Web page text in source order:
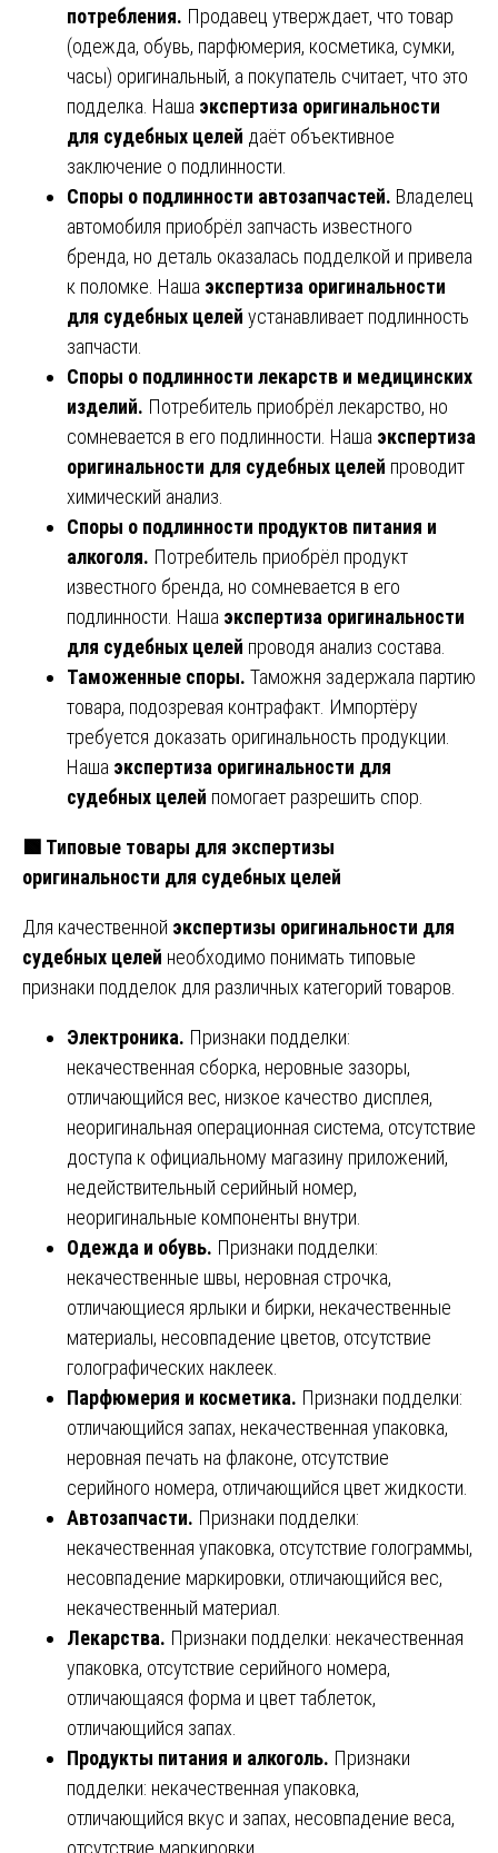
потребления. Продавец утверждает, что товар
(одежда, обувь, парфюмерия, косметика, сумки,
часы) оригинальный, а покупатель считает, что это
подделка. Наша экспертиза оригинальности
для судебных целей даёт объективное
заключение о подлинности.
Споры о подлинности автозапчастей. Владелец
автомобиля приобрёл запчасть известного
бренда, но деталь оказалась подделкой и привела
к поломке. Наша экспертиза оригинальности
для судебных целей устанавливает подлинность
запчасти.
Споры о подлинности лекарств и медицинских
изделий. Потребитель приобрёл лекарство, но
сомневается в его подлинности. Наша экспертиза
оригинальности для судебных целей проводит
химический анализ.
Споры о подлинности продуктов питания и
алкоголя. Потребитель приобрёл продукт
известного бренда, но сомневается в его
подлинности. Наша экспертиза оригинальности
для судебных целей проводя анализ состава.
Таможенные споры. Таможня задержала партию
товара, подозревая контрафакт. Импортёру
требуется доказать оригинальность продукции.
Наша экспертиза оригинальности для
судебных целей помогает разрешить спор.
🟩 Типовые товары для экспертизы
оригинальности для судебных целей
Для качественной экспертизы оригинальности для
судебных целей необходимо понимать типовые
признаки подделок для различных категорий товаров.
Электроника. Признаки подделки:
некачественная сборка, неровные зазоры,
отличающийся вес, низкое качество дисплея,
неоригинальная операционная система, отсутствие
доступа к официальному магазину приложений,
недействительный серийный номер,
неоригинальные компоненты внутри.
Одежда и обувь. Признаки подделки:
некачественные швы, неровная строчка,
отличающиеся ярлыки и бирки, некачественные
материалы, несовпадение цветов, отсутствие
голографических наклеек.
Парфюмерия и косметика. Признаки подделки:
отличающийся запах, некачественная упаковка,
неровная печать на флаконе, отсутствие
серийного номера, отличающийся цвет жидкости.
Автозапчасти. Признаки подделки:
некачественная упаковка, отсутствие голограммы,
несовпадение маркировки, отличающийся вес,
некачественный материал.
Лекарства. Признаки подделки: некачественная
упаковка, отсутствие серийного номера,
отличающаяся форма и цвет таблеток,
отличающийся запах.
Продукты питания и алкоголь. Признаки
подделки: некачественная упаковка,
отличающийся вкус и запах, несовпадение веса,
отсутствие маркировки.